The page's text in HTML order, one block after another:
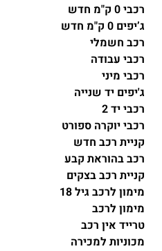
רכבי 0 ק"מ חדש
ג’יפים 0 ק"מ חדש
רכב חשמלי
רכבי עבודה
רכבי מיני
ג'יפים יד שנייה
רכבי יד 2
רכבי יוקרה ספורט
קניית רכב חדש
רכב בהוראת קבע
קניית רכב בצקים
מימון לרכב גיל 18
מימון לרכב
טרייד אין רכב
מכוניות למכירה